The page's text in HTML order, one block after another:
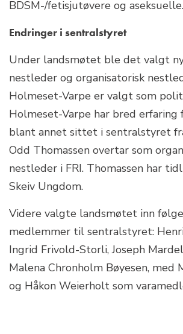
BDSM-/fetisjutøvere og aseksuelle.
Endringer i sentralstyret
Under landsmøtet ble det valgt
nestleder og organisatorisk
Holmeset-Varpe er valgt som
Holmeset-Varpe har bred erfaring
blant annet sittet i sentralstyret
Odd Thomassen overtar som
nestleder i FRI. Thomassen har
Skeiv Ungdom.
Videre valgte landsmøtet inn
medlemmer til sentralstyret:
Ingrid Frivold-Storli, Joseph
Malena Chronholm Bøyesen, med
og Håkon Weierholt som